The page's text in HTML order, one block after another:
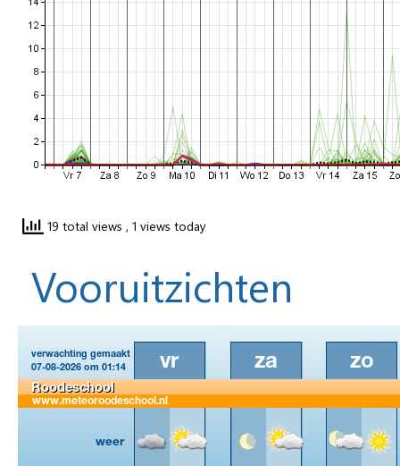
19 total views , 1 views today
Vooruitzichten